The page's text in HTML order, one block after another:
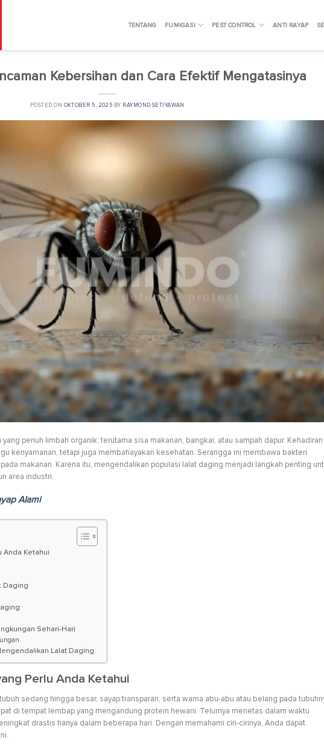
TENTANG FUMIGASI PEST CONTROL ANTI RAYAP
Kebersihan dan Cara Efektif Mengatasinya
POSTED ON OKTOBER 5, 2025 BY RAYMOND SETIYAWAN
penuh limbah organik, terutama sisa makanan, bangkai, atau sampah dapur. Kehadiran
kenyamanan, tetapi juga membahayakan kesehatan. Serangga ini membawa bakteri
makanan. Karena itu, mengendalikan populasi lalat daging menjadi langkah penting
area industri.
Alami
Anda Ketahui
Daging
Sehari-Hari
Lalat Daging
Perlu Anda Ketahui
sedang hingga besar, sayap transparan, serta warna abu-abu atau belang pada
di tempat lembap yang mengandung protein hewani. Telurnya menetas dalam waktu
drastis hanya dalam beberapa hari. Dengan memahami ciri-cirinya, Anda dapat